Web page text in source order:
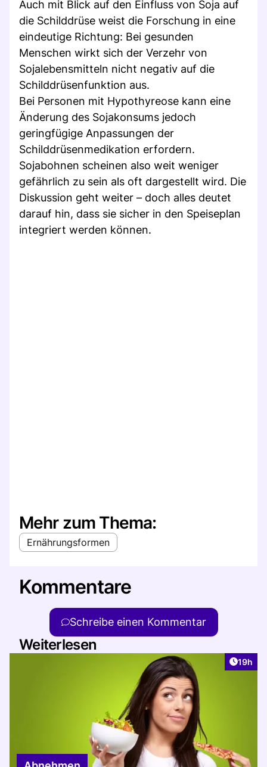
Auch mit Blick auf den Einfluss von Soja auf
die Schilddrüse weist die Forschung in eine
eindeutige Richtung: Bei gesunden
Menschen wirkt sich der Verzehr von
Sojalebensmitteln nicht negativ auf die
Schilddrüsenfunktion aus.
Bei Personen mit Hypothyreose kann eine
Änderung des Sojakonsums jedoch
geringfügige Anpassungen der
Schilddrüsenmedikation erfordern.
Sojabohnen scheinen also weit weniger
gefährlich zu sein als oft dargestellt wird. Die
Diskussion geht weiter – doch alles deutet
darauf hin, dass sie sicher in den Speiseplan
integriert werden können.
Mehr zum Thema:
Ernährungsformen
Kommentare
Schreibe einen Kommentar
Weiterlesen
Artikel
19h